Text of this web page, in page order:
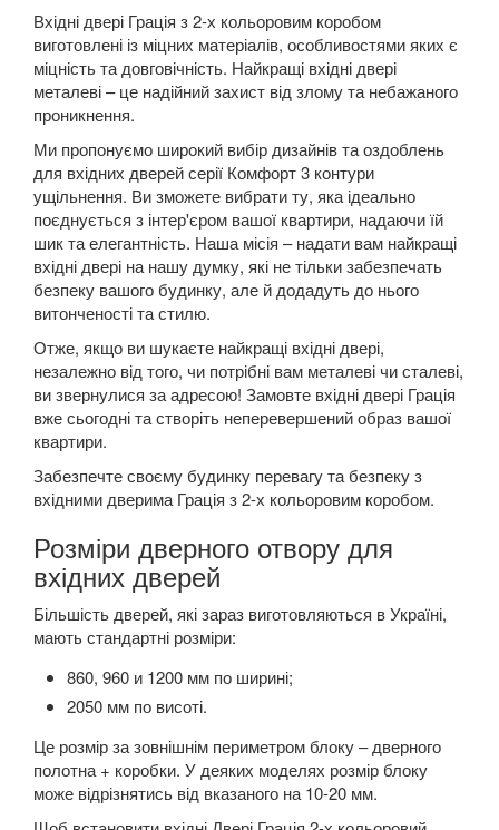
Вхідні двері Грація з 2-х кольоровим коробом
виготовлені із міцних матеріалів, особливостями яких є
міцність та довговічність. Найкращі вхідні двері
металеві – це надійний захист від злому та небажаного
проникнення.
Ми пропонуємо широкий вибір дизайнів та оздоблень
для вхідних дверей серії Комфорт 3 контури
ущільнення. Ви зможете вибрати ту, яка ідеально
поєднується з інтер'єром вашої квартири, надаючи їй
шик та елегантність. Наша місія – надати вам найкращі
вхідні двері на нашу думку, які не тільки забезпечать
безпеку вашого будинку, але й додадуть до нього
витонченості та стилю.
Отже, якщо ви шукаєте найкращі вхідні двері,
незалежно від того, чи потрібні вам металеві чи сталеві,
ви звернулися за адресою! Замовте вхідні двері Грація
вже сьогодні та створіть неперевершений образ вашої
квартири.
Забезпечте своєму будинку перевагу та безпеку з
вхідними дверима Грація з 2-х кольоровим коробом.
Розміри дверного отвору для
вхідних дверей
Більшість дверей, які зараз виготовляються в Україні,
мають стандартні розміри:
860, 960 и 1200 мм по ширині;
2050 мм по висоті.
Це розмір за зовнішнім периметром блоку – дверного
полотна + коробки. У деяких моделях розмір блоку
може відрізнятись від вказаного на 10-20 мм.